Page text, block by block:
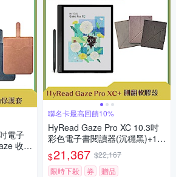
電子
收納
聯名卡最高回饋10%
HyRead Gaze Pro XC 10.3吋
彩色電子書閱讀器(沉穩黑)+10.
3吋側翻軟膠殼 (組合)
$21,367 $22,167
限時下殺
券 贈品